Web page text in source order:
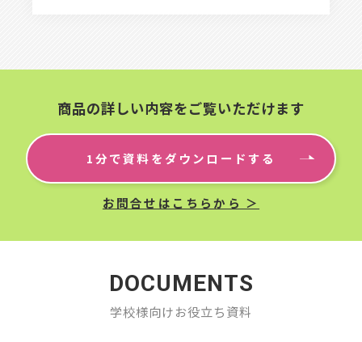
商品の詳しい内容をご覧いただけます
1分で資料をダウンロードする
お問合せはこちらから ＞
DOCUMENTS
学校様向けお役立ち資料